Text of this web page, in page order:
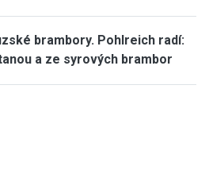
brambory. Pohlreich radí:
a ze syrových brambor